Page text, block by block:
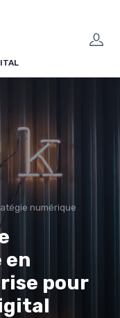
numérique
en
pour